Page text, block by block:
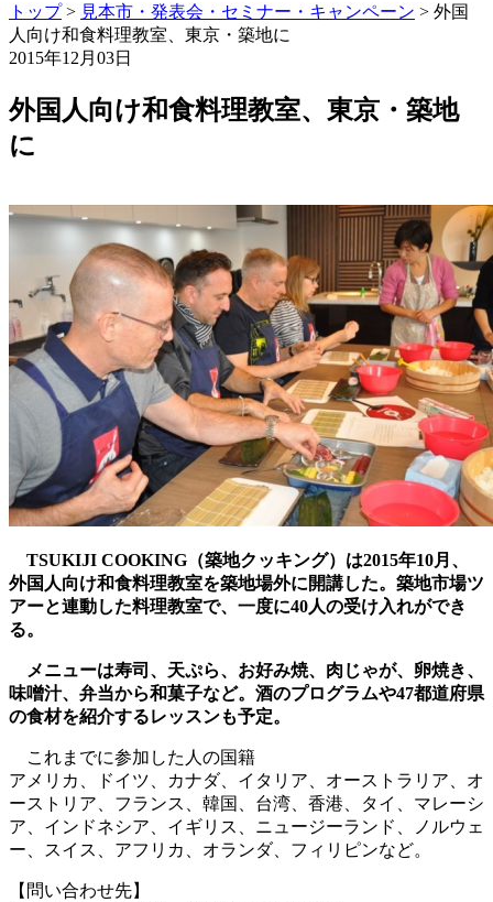
トップ> 見本市・発表会・セミナー・キャンペーン > 外国
人向け和食料理教室、東京・築地に
2015年12月03日
外国人向け和食料理教室、東京・築地
に
TSUKIJI COOKING（築地クッキング）は2015年10月、
外国人向け和食料理教室を築地場外に開講した。築地市場ツ
アーと連動した料理教室で、一度に40人の受け入れができ
る。
メニューは寿司、天ぷら、お好み焼、肉じゃが、卵焼き、
味噌汁、弁当から和菓子など。酒のプログラムや47都道府県
の食材を紹介するレッスンも予定。
これまでに参加した人の国籍
アメリカ、ドイツ、カナダ、イタリア、オーストラリア、オ
ーストリア、フランス、韓国、台湾、香港、タイ、マレーシ
ア、インドネシア、イギリス、ニュージーランド、ノルウェ
ー、スイス、アフリカ、オランダ、フィリピンなど。
【問い合わせ先】